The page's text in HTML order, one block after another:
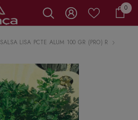
00
SALSA LISA PCTE ALUM 100 GR (PRO) R